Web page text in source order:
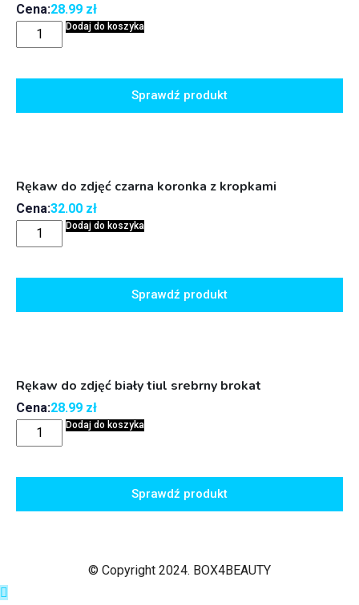
Cena:28.99 zł
Dodaj do koszyka
Sprawdź produkt
Rękaw do zdjęć czarna koronka z kropkami
Cena:32.00 zł
Dodaj do koszyka
Sprawdź produkt
Rękaw do zdjęć biały tiul srebrny brokat
Cena:28.99 zł
Dodaj do koszyka
Sprawdź produkt
© Copyright 2024. BOX4BEAUTY